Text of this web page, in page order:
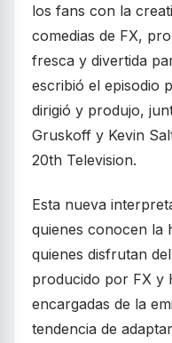
los fans con la
comedias de FX,
fresca y divertida
escribió el episodio
dirigió y produjo,
Gruskoff y Kevin
20th Television.
Esta nueva
quienes conocen la
quienes disfrutan
producido por FX y
encargadas de la
tendencia de